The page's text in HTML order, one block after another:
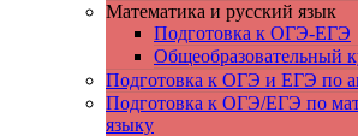
Математика и русский язык
Подготовка к ОГЭ-ЕГЭ
Общеобразовательный
Подготовка к ОГЭ и ЕГЭ по
Подготовка к ОГЭ/ЕГЭ по
языку